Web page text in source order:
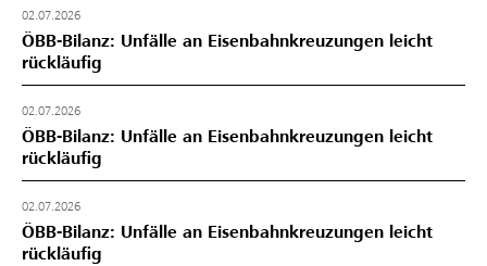
02.07.2026
ÖBB-Bilanz: Unfälle an Eisenbahnkreuzungen leicht
rückläufig
02.07.2026
ÖBB-Bilanz: Unfälle an Eisenbahnkreuzungen leicht
rückläufig
02.07.2026
ÖBB-Bilanz: Unfälle an Eisenbahnkreuzungen leicht
rückläufig